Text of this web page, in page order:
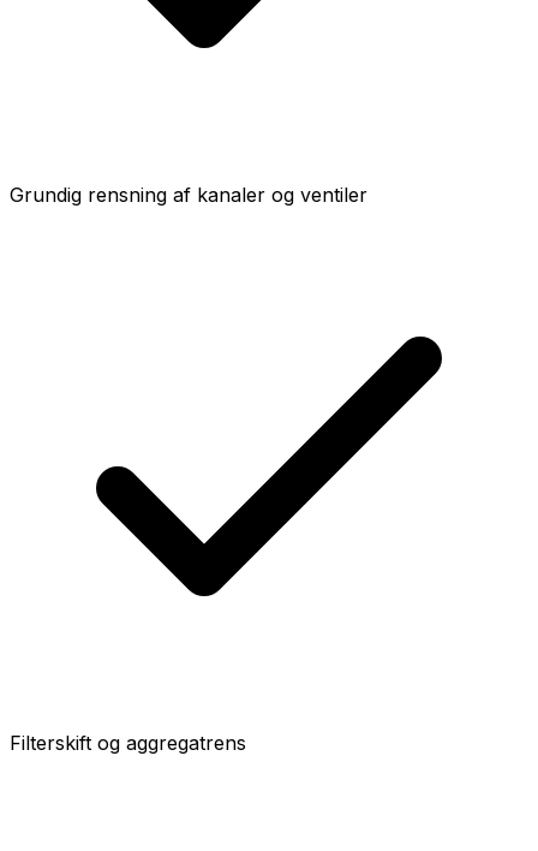
Grundig rensning af kanaler og ventiler
Filterskift og aggregatrens